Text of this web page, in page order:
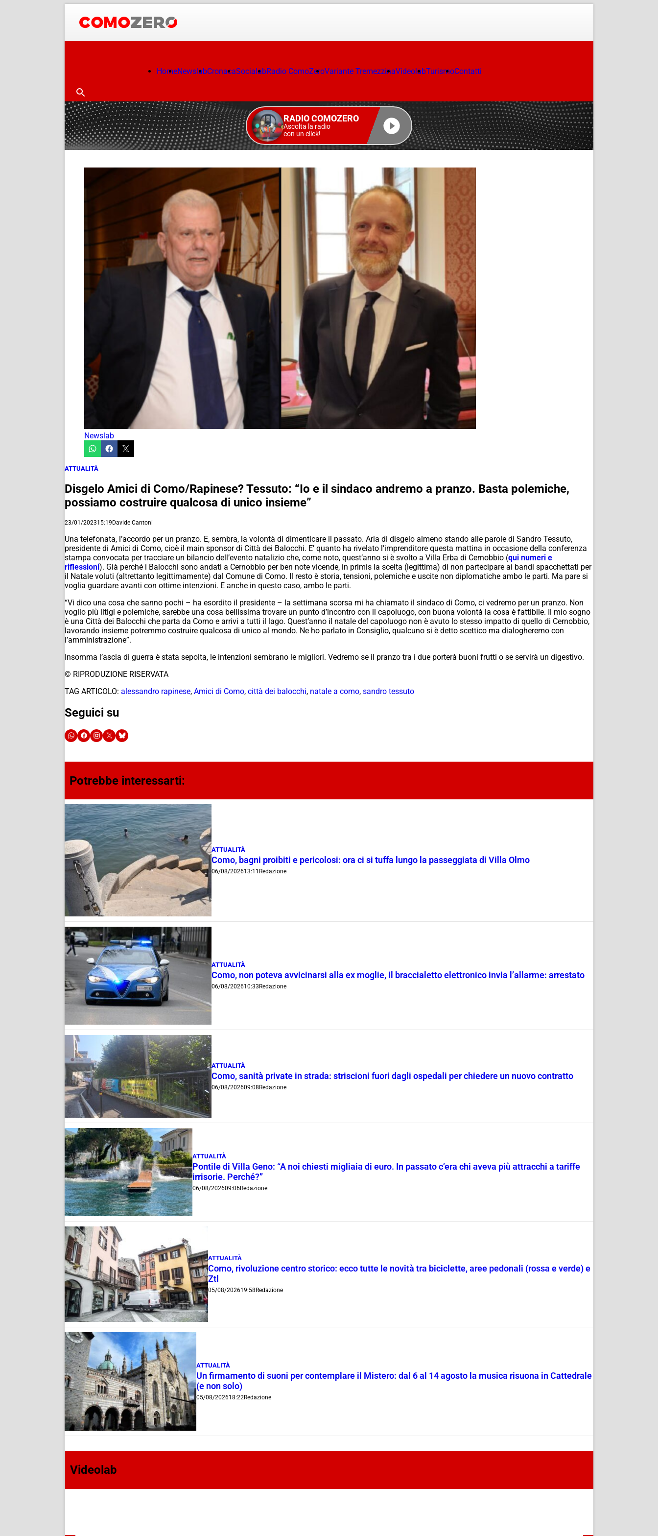
HomeNewslabCronacaSocialabRadio ComoZeroVariante TremezzinaVideolabTurismoContatti
RADIO COMOZERO
Ascolta la radio
con un click!
Newslab
ATTUALITÀ
Disgelo Amici di Como/Rapinese? Tessuto: “Io e il sindaco andremo a pranzo. Basta polemiche,
possiamo costruire qualcosa di unico insieme”
23/01/202315:19Davide Cantoni
Una telefonata, l’accordo per un pranzo. E, sembra, la volontà di dimenticare il passato. Aria di disgelo almeno stando alle parole di Sandro Tessuto,
presidente di Amici di Como, cioè il main sponsor di Città dei Balocchi. E’ quanto ha rivelato l’imprenditore questa mattina in occasione della conferenza
stampa convocata per tracciare un bilancio dell’evento natalizio che, come noto, quest’anno si è svolto a Villa Erba di Cernobbio (qui numeri e
riflessioni). Già perché i Balocchi sono andati a Cernobbio per ben note vicende, in primis la scelta (legittima) di non partecipare ai bandi spacchettati per
il Natale voluti (altrettanto legittimamente) dal Comune di Como. Il resto è storia, tensioni, polemiche e uscite non diplomatiche ambo le parti. Ma pare si
voglia guardare avanti con ottime intenzioni. E anche in questo caso, ambo le parti.
“Vi dico una cosa che sanno pochi – ha esordito il presidente – la settimana scorsa mi ha chiamato il sindaco di Como, ci vedremo per un pranzo. Non
voglio più litigi e polemiche, sarebbe una cosa bellissima trovare un punto d’incontro con il capoluogo, con buona volontà la cosa è fattibile. Il mio sogno
è una Città dei Balocchi che parta da Como e arrivi a tutti il lago. Quest’anno il natale del capoluogo non è avuto lo stesso impatto di quello di Cernobbio,
lavorando insieme potremmo costruire qualcosa di unico al mondo. Ne ho parlato in Consiglio, qualcuno si è detto scettico ma dialogheremo con
l’amministrazione”.
Insomma l’ascia di guerra è stata sepolta, le intenzioni sembrano le migliori. Vedremo se il pranzo tra i due porterà buoni frutti o se servirà un digestivo.
© RIPRODUZIONE RISERVATA
TAG ARTICOLO: alessandro rapinese, Amici di Como, città dei balocchi, natale a como, sandro tessuto
Seguici su
Potrebbe interessarti:
ATTUALITÀ
Como, bagni proibiti e pericolosi: ora ci si tuffa lungo la passeggiata di Villa Olmo
06/08/202613:11 Redazione
ATTUALITÀ
Como, non poteva avvicinarsi alla ex moglie, il braccialetto elettronico invia l’allarme: arrestato
06/08/202610:33 Redazione
ATTUALITÀ
Como, sanità private in strada: striscioni fuori dagli ospedali per chiedere un nuovo contratto
06/08/202609:08 Redazione
ATTUALITÀ
Pontile di Villa Geno: “A noi chiesti migliaia di euro. In passato c’era chi aveva più attracchi a tariffe
irrisorie. Perché?”
06/08/202609:06Redazione
ATTUALITÀ
Como, rivoluzione centro storico: ecco tutte le novità tra biciclette, aree pedonali (rossa e verde) e
Ztl
05/08/202619:58 Redazione
ATTUALITÀ
Un firmamento di suoni per contemplare il Mistero: dal 6 al 14 agosto la musica risuona in Cattedrale
(e non solo)
05/08/202618:22Redazione
Videolab